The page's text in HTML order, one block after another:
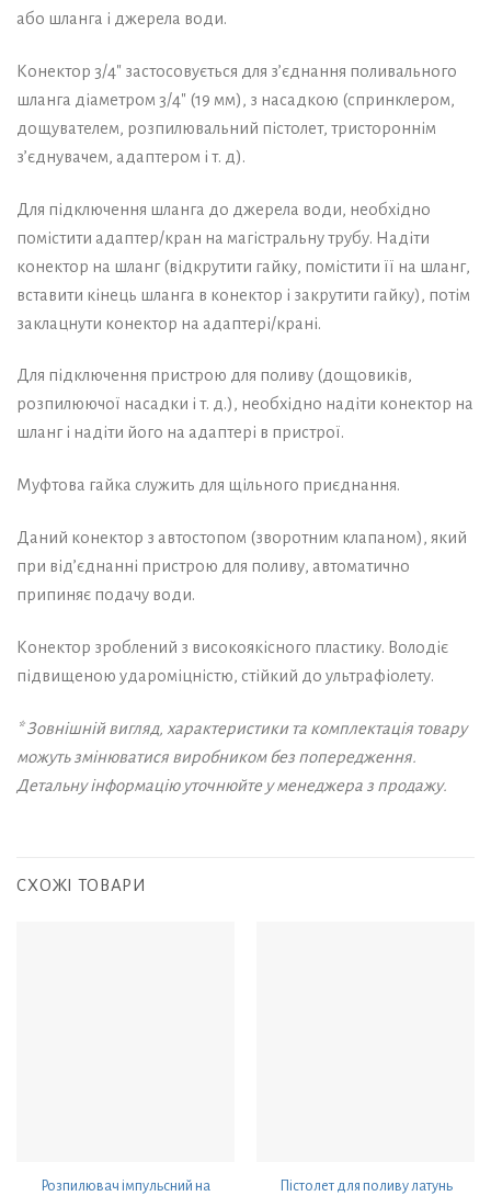
або шланга і джерела води.
Конектор 3/4″ застосовується для з’єднання поливального
шланга діаметром 3/4″ (19 мм), з насадкою (спринклером,
дощувателем, розпилювальний пістолет, тристороннім
з’єднувачем, адаптером і т. д).
Для підключення шланга до джерела води, необхідно
помістити адаптер/кран на магістральну трубу. Надіти
конектор на шланг (відкрутити гайку, помістити її на шланг,
вставити кінець шланга в конектор і закрутити гайку), потім
заклацнути конектор на адаптері/крані.
Для підключення пристрою для поливу (дощовиків,
розпилюючої насадки і т. д.), необхідно надіти конектор на
шланг і надіти його на адаптері в пристрої.
Муфтова гайка служить для щільного приєднання.
Даний конектор з автостопом (зворотним клапаном), який
при від’єднанні пристрою для поливу, автоматично
припиняє подачу води.
Конектор зроблений з високоякісного пластику. Володіє
підвищеною удароміцністю, стійкий до ультрафіолету.
* Зовнішній вигляд, характеристики та комплектація товару
можуть змінюватися виробником без попередження.
Детальну інформацію уточнюйте у менеджера з продажу.
СХОЖІ ТОВАРИ
Розпилювач імпульсний на Пістолет для поливу латунь